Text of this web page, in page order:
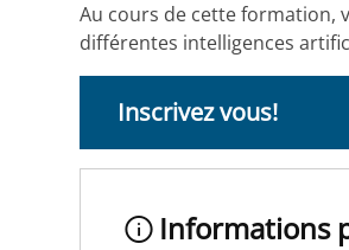
Au cours de cette formation,
différentes intelligences
Inscrivez vous!
Informations